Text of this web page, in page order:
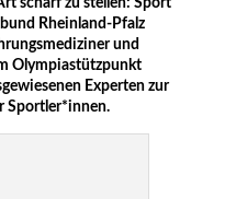
scharf zu stellen: Sport
Rheinland-Pfalz
und
Olympiastützpunkt
Experten zur
Sportler*innen.